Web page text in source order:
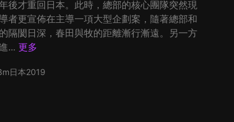
後才重回日本。此時，總部的核心團隊突然現
者更宣佈在主導一項大型企劃案，隨著總部和
隔閡日深，春田與牧的距離漸行漸遠。另一方
... 更多
日本2019